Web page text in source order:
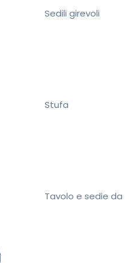
Sedili girevoli
Stufa
Tavolo e sedie da